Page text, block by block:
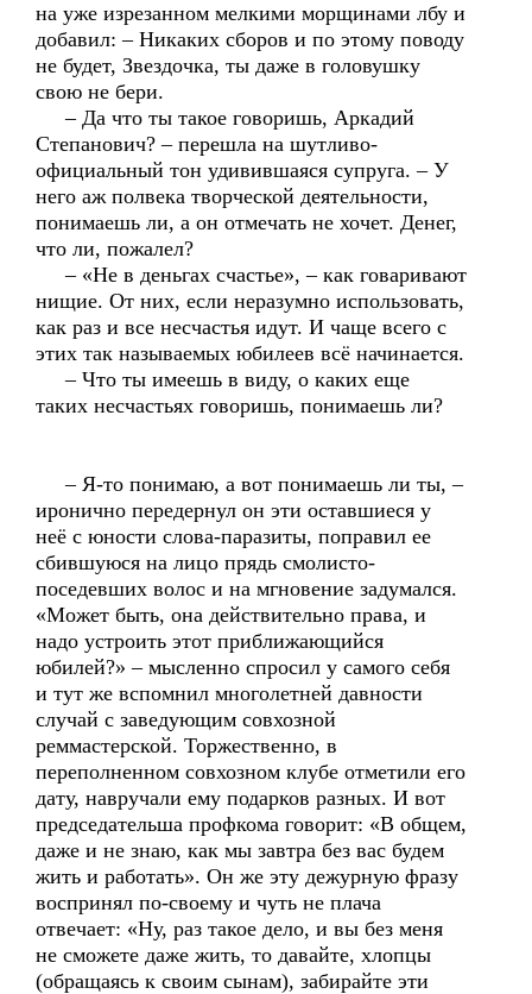
на уже изрезанном мелкими морщинами лбу и
добавил: – Никаких сборов и по этому поводу
не будет, Звездочка, ты даже в головушку
свою не бери.
– Да что ты такое говоришь, Аркадий
Степанович? – перешла на шутливо-
официальный тон удивившаяся супруга. – У
него аж полвека творческой деятельности,
понимаешь ли, а он отмечать не хочет. Денег,
что ли, пожалел?
– «Не в деньгах счастье», – как говаривают
нищие. От них, если неразумно использовать,
как раз и все несчастья идут. И чаще всего с
этих так называемых юбилеев всё начинается.
– Что ты имеешь в виду, о каких еще
таких несчастьях говоришь, понимаешь ли?
– Я-то понимаю, а вот понимаешь ли ты, –
иронично передернул он эти оставшиеся у
неё с юности слова-паразиты, поправил ее
сбившуюся на лицо прядь смолисто-
поседевших волос и на мгновение задумался.
«Может быть, она действительно права, и
надо устроить этот приближающийся
юбилей?» – мысленно спросил у самого себя
и тут же вспомнил многолетней давности
случай с заведующим совхозной
реммастерской. Торжественно, в
переполненном совхозном клубе отметили его
дату, навручали ему подарков разных. И вот
председательша профкома говорит: «В общем,
даже и не знаю, как мы завтра без вас будем
жить и работать». Он же эту дежурную фразу
воспринял по-своему и чуть не плача
отвечает: «Ну, раз такое дело, и вы без меня
не сможете даже жить, то давайте, хлопцы
(обращаясь к своим сынам), забирайте эти